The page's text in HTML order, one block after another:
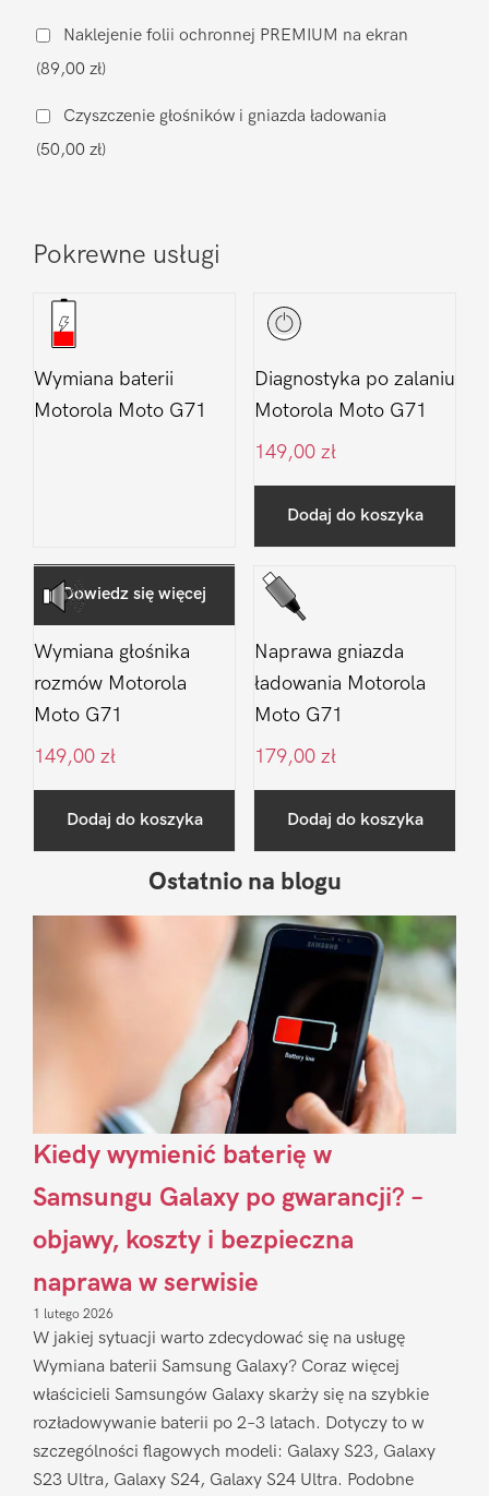
Moto
G71
Naklejenie folii ochronnej PREMIUM na ekran
(89,00 zł)
Czyszczenie głośników i gniazda ładowania
(50,00 zł)
Pokrewne usługi
Wymiana baterii
Motorola Moto G71
Dowiedz się więcej
Diagnostyka po zalaniu
Motorola Moto G71
149,00 zł
Dodaj do koszyka
Wymiana głośnika
rozmów Motorola
Moto G71
149,00 zł
Dodaj do koszyka
Naprawa gniazda
ładowania Motorola
Moto G71
179,00 zł
Dodaj do koszyka
Sidebar
Ostatnio na blogu
Kiedy wymienić baterię w
Samsungu Galaxy po gwarancji? –
objawy, koszty i bezpieczna
naprawa w serwisie
1 lutego 2026
W jakiej sytuacji warto zdecydować się na usługę
Wymiana baterii Samsung Galaxy? Coraz więcej
właścicieli Samsungów Galaxy skarży się na szybkie
rozładowywanie baterii po 2–3 latach. Dotyczy to w
szczególności flagowych modeli: Galaxy S23, Galaxy
S23 Ultra, Galaxy S24, Galaxy S24 Ultra. Podobne